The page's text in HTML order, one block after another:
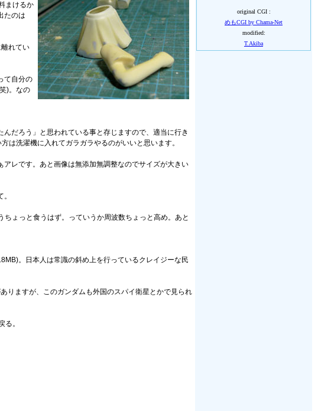
まけるか
たのは
れてい
て自分の
)。なの
だろう」と思われている事と存じますので、適当に行き
は洗濯機に入れてガラガラやるのがいいと思います。
レです。あと画像は無添加無調整なのでサイズが大きい
ょっと食うはず。っていうか周波数ちょっと高め。あと
。日本人は常識の斜め上を行っているクレイジーな民
りますが、このガンダムも外国のスパイ衛星とかで見られ
。
original CGI :
めもCGI by Chama-Net
modified:
T.Akiba